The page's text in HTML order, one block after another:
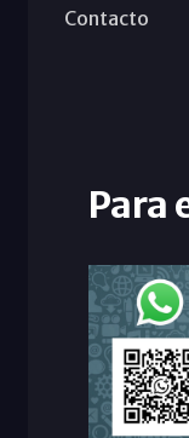
Contacto
Para